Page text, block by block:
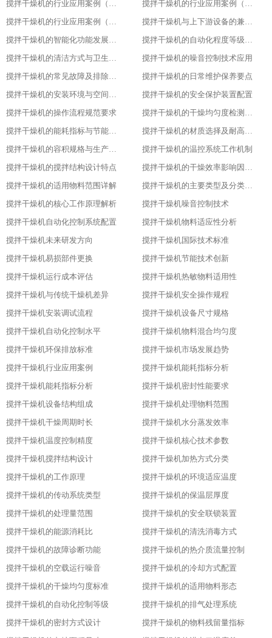
搅拌干燥机的行业应用案例（化工行业）​
搅拌干燥机的行业应用案例（食品行业）
搅拌干燥机的行业应用案例（塑料行业）​
搅拌干燥机与上下游设备的兼容适配​
搅拌干燥机的智能化功能发展趋势​
搅拌干燥机的自动化程度等级划分​
搅拌干燥机的清洁方式与卫生标准
搅拌干燥机的噪音控制技术应用​
搅拌干燥机的常见故障及排除方法​
搅拌干燥机的日常维护保养要点​
搅拌干燥机的安装环境与空间要求​
搅拌干燥机的安全保护装置配置​
搅拌干燥机的操作流程规范要求​
搅拌干燥机的干燥均匀度检测方法​
搅拌干燥机的能耗指标与节能设计​
搅拌干燥机的材质选择及耐高温性能​
搅拌干燥机的容积规格与生产需求匹配​
搅拌干燥机的温控系统工作机制
搅拌干燥机的搅拌结构设计特点​
搅拌干燥机的干燥效率影响因素分析​
搅拌干燥机的适用物料范围详解​
搅拌干燥机的主要类型及分类标准​
搅拌干燥机的核心工作原理解析​
搅拌干燥机噪音控制技术
搅拌干燥机自动化控制系统配置
搅拌干燥机物料适应性分析
搅拌干燥机未来研发方向
搅拌干燥机国际技术标准
搅拌干燥机易损部件更换
搅拌干燥机节能技术创新
搅拌干燥机运行成本评估
搅拌干燥机热敏物料适用性
搅拌干燥机与传统干燥机差异
搅拌干燥机安全操作规程
搅拌干燥机安装调试流程
搅拌干燥机设备尺寸规格
搅拌干燥机自动化控制水平
搅拌干燥机物料混合均匀度
搅拌干燥机环保排放标准
搅拌干燥机市场发展趋势
搅拌干燥机行业应用案例
搅拌干燥机能耗指标分析
搅拌干燥机能耗指标分析
搅拌干燥机密封性能要求
搅拌干燥机设备结构组成
搅拌干燥机处理物料范围
搅拌干燥机干燥周期时长
搅拌干燥机水分蒸发效率
搅拌干燥机温度控制精度
搅拌干燥机核心技术参数
搅拌干燥机搅拌结构设计
搅拌干燥机加热方式分类
搅拌干燥机的工作原理
搅拌干燥机的环境适应温度
搅拌干燥机的传动系统类型
搅拌干燥机的保温层厚度
搅拌干燥机的处理量范围
搅拌干燥机的安全联锁装置
搅拌干燥机的能源消耗比
搅拌干燥机的清洗消毒方式
搅拌干燥机的故障诊断功能
搅拌干燥机的热介质流量控制
搅拌干燥机的空载运行噪音
搅拌干燥机的冷却方式配置
搅拌干燥机的干燥均匀度标准
搅拌干燥机的适用物料形态
搅拌干燥机的自动化控制等级
搅拌干燥机的排气处理系统
搅拌干燥机的密封方式设计
搅拌干燥机的物料残留量指标